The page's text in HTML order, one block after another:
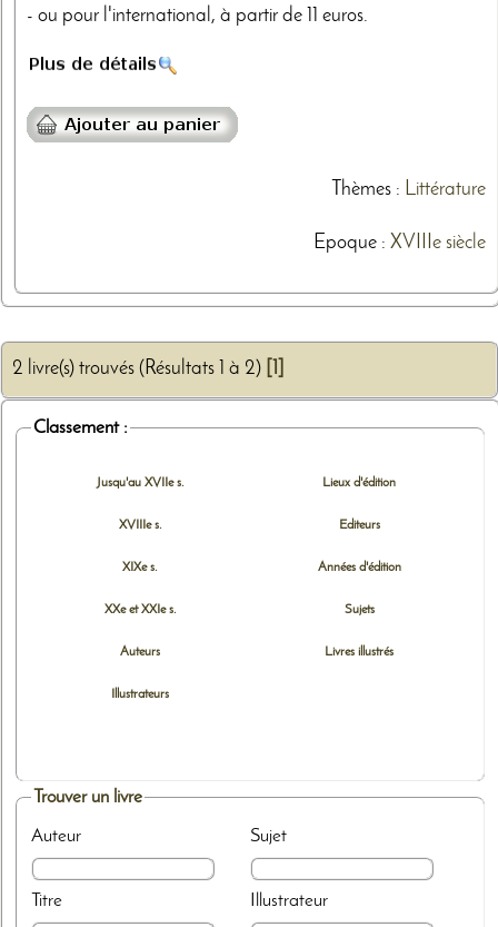
- ou pour l'international, à partir de 11 euros.
Thèmes: Littérature
Epoque : XVIIIe siècle
2 livre(s) trouvés (Résultats 1 à 2)
Classement :
Jusqu'au XVIIe s.
XVIIIe s.
XIXe s.
XXe et XXIe s.
Auteurs
Illustrateurs
Lieux d'édition
Editeurs
Années d'édition
Sujets
Livres illustrés
Trouver un livre
Auteur
Titre
Sujet
Illustrateur